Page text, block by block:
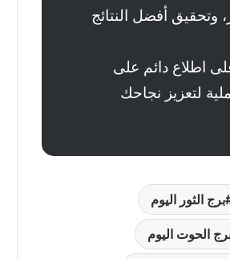
وتحقيق أفضل النتائج
اطلاع دائم على
لتعزيز نجاحك
برج الثور اليوم
الحوت اليوم